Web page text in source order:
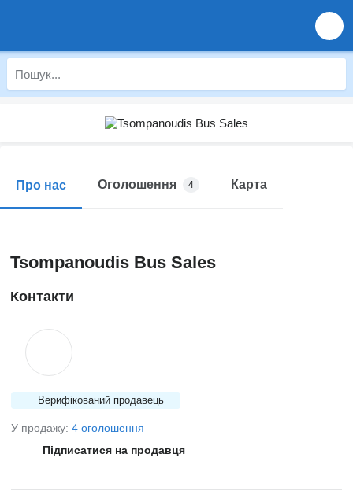
Про нас Оголошення 4 Карта
Tsompanoudis Bus Sales
Контакти
Верифікований продавець
У продажу: 4 оголошення
Підписатися на продавця